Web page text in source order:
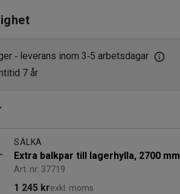
‑ leverans inom 3‑5 arbetsdagar
7 år
SÄLKA
Extra balkpar till lagerhylla, 2700 mm
Art. nr: 37719
1 245 krexkl. moms